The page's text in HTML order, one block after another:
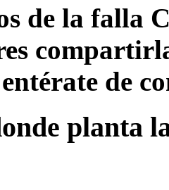
de la falla
de
planta